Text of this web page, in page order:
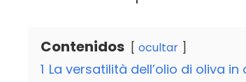
Contenidos ocultar
1 La versatilità dell’olio di oliva in